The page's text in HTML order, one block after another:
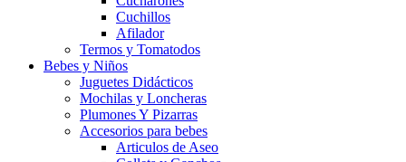
Cuchillos
Afilador
Termos y Tomatodos
Bebes y Niños
Juguetes Didácticos
Mochilas y Loncheras
Plumones Y Pizarras
Accesorios para bebes
Articulos de Aseo